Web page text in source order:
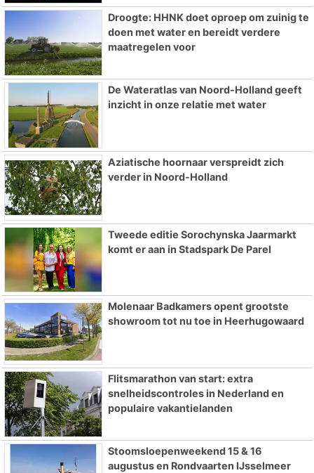
Droogte: HHNK doet oproep om zuinig te
doen met water en bereidt verdere
maatregelen voor
De Wateratlas van Noord-Holland geeft
inzicht in onze relatie met water
Aziatische hoornaar verspreidt zich
verder in Noord-Holland
Tweede editie Sorochynska Jaarmarkt
komt er aan in Stadspark De Parel
Molenaar Badkamers opent grootste
showroom tot nu toe in Heerhugowaard
Flitsmarathon van start: extra
snelheidscontroles in Nederland en
populaire vakantielanden
Stoomsloepenweekend 15 & 16
augustus en Rondvaarten IJsselmeer